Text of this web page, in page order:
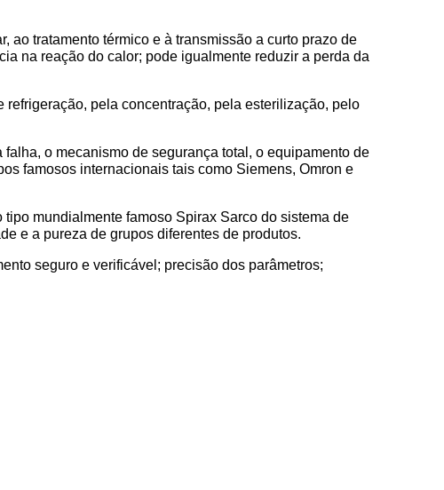
ao tratamento térmico e à transmissão a curto prazo de
na reação do calor; pode igualmente reduzir a perda da
pela concentração, pela esterilização, pelo
o mecanismo de segurança total, o equipamento de
famosos internacionais tais como Siemens, Omron e
mundialmente famoso Spirax Sarco do sistema de
e a pureza de grupos diferentes de produtos.
seguro e verificável; precisão dos parâmetros;